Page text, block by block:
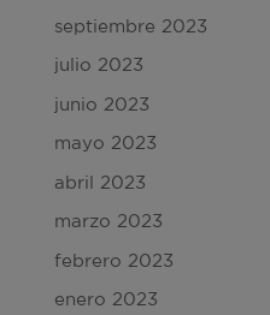
septiembre 2023
julio 2023
junio 2023
mayo 2023
abril 2023
marzo 2023
febrero 2023
enero 2023